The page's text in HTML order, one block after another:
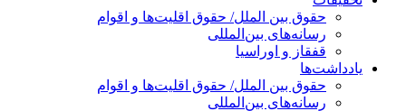
حقوق بین الملل/ حقوق اقلیت‌ها و اقوام
رسانه‌های بین‌المللی
قفقاز و اوراسیا
یادداشت‌ها
حقوق بین الملل/ حقوق اقلیت‌ها و اقوام
رسانه‌های بین‌المللی